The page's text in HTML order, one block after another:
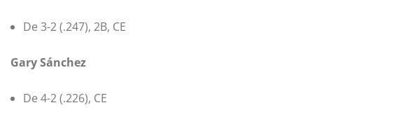
De 3-2 (.247), 2B, CE
Gary Sánchez
De 4-2 (.226), CE